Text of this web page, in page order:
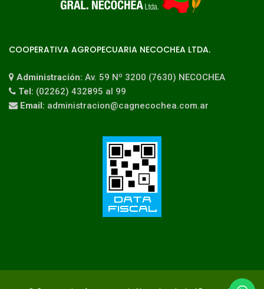
COOPERATIVA AGROPECUARIA NECOCHEA LTDA.
Administración: Av. 59 Nº 3200 (7630) NECOCHEA
Tel: (02262) 432895 al 99
Email: administracion@cagnecochea.com.ar